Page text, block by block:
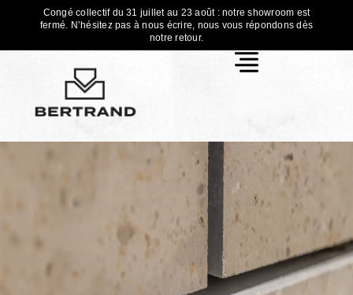
Congé collectif du 31 juillet au 23 août : notre showroom est
fermé. N’hésitez pas à nous écrire, nous vous répondons dès
notre retour.
Recyclage et réutilisation
de la pierre naturelle